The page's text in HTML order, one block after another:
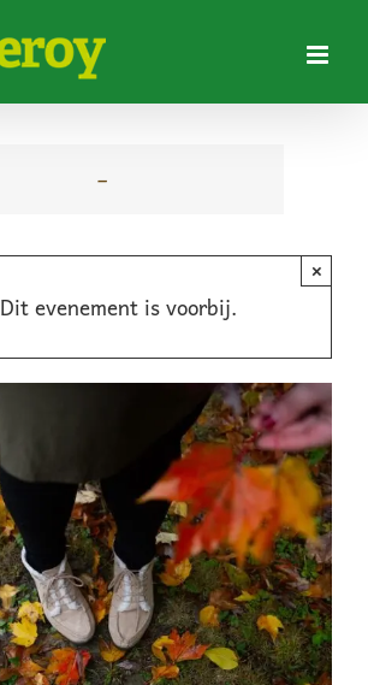
–
Dit evenement is voorbij.
×